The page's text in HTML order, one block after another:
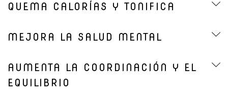
QUEMA CALORÍAS Y TONIFICA
MEJORA LA SALUD MENTAL
AUMENTA LA COORDINACIÓN Y EL
EQUILIBRIO